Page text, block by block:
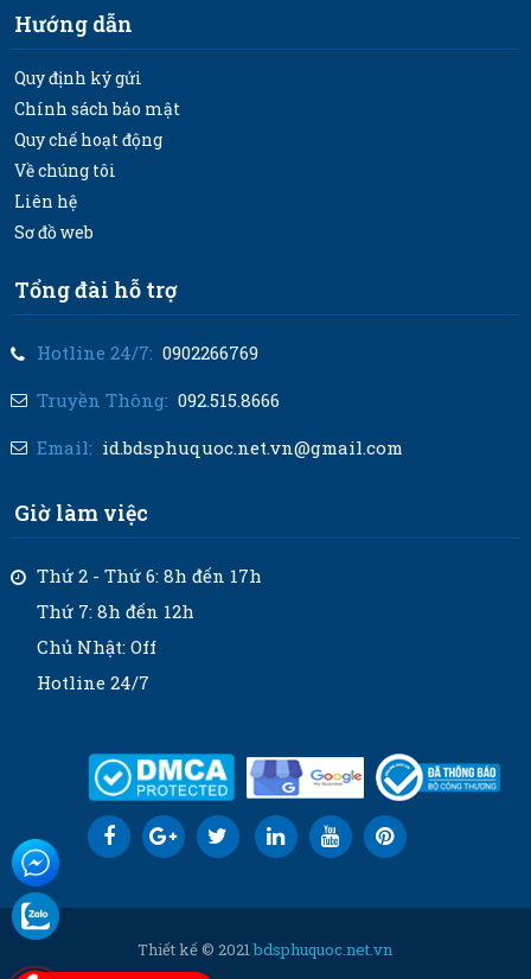
Hướng dẫn
Quy định ký gửi
Chính sách bảo mật
Quy chế hoạt động
Về chúng tôi
Liên hệ
Sơ đồ web
Tổng đài hỗ trợ
Hotline 24/7: 0902266769
Truyền Thông: 092.515.8666
Email: id.bdsphuquoc.net.vn@gmail.com
Giờ làm việc
Thứ 2 - Thứ 6: 8h đến 17h
Thứ 7: 8h đến 12h
Chủ Nhật: Off
Hotline 24/7
Thiết kế © 2021bdsphuquoc.net.vn